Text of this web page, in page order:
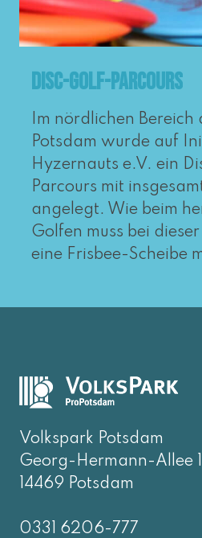
Disc-Golf-Parcours
Im nörd­li­chen Bereich
Potsdam wur­de auf
Hyzernauts e.V. ein
Parcours mit
angelegt. Wie beim
Golfen muss bei
eine Frisbee-Scheibe
Volkspark Potsdam
Georg-Hermann-Allee
14469 Potsdam
0331 6206-777